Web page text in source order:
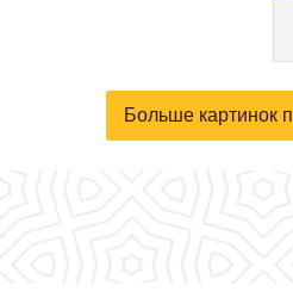
Больше картинок